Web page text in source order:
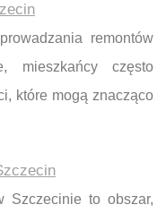
remontów
mieszkańcy często
które mogą znacząco
Szczecinie to obszar,